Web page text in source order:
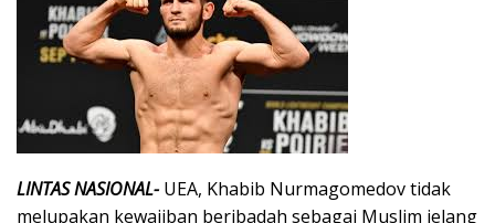
LINTAS NASIONAL- UEA, Khabib Nurmagomedov tidak
melupakan kewajiban beribadah sebagai Muslim jelang